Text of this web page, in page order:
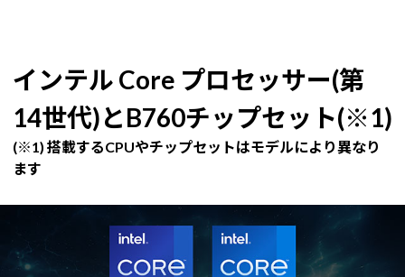
インテル Core プロセッサー(第
14世代)とB760チップセット(※1)
(※1) 搭載するCPUやチップセットはモデルにより異なり
ます